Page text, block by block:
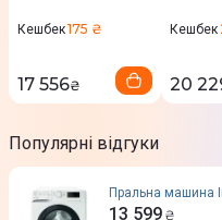
Кешбек175 ₴
17 556₴
Кешбек
20
Популярні відгуки
Пральна машина
13 599 ₴